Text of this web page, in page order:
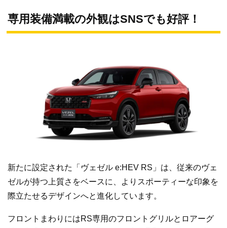
専用装備満載の外観はSNSでも好評！
新たに設定された「ヴェゼル e:HEV RS」は、従来のヴェ
ゼルが持つ上質さをベースに、よりスポーティーな印象を
際立たせるデザインへと進化しています。
フロントまわりにはRS専用のフロントグリルとロアーグ